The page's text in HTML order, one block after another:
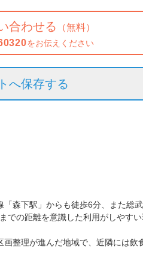
合わせる （無料）
をお伝えください
へ保存する
森下駅」からも徒歩6分、また総
での距離を意識した利用がしやす
整理が進んだ地域で、近隣には